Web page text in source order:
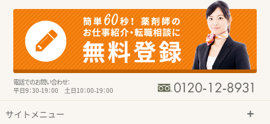
電話でのお問い合わせ：
平日9：30-19：00 土日10：00-19：00
サイトメニュー